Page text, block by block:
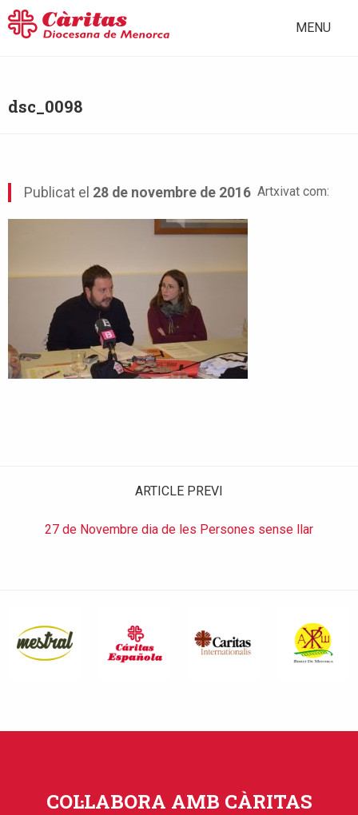
MENU
dsc_0098
Publicat el 28 de novembre de 2016 Artxivat com:
ARTICLE PREVI
27 de Novembre dia de les Persones sense llar
COL·LABORA AMB CÀRITAS